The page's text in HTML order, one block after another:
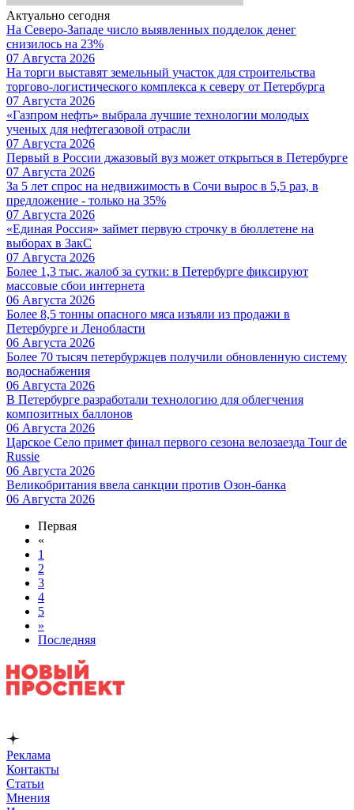
Актуально сегодня
На Северо-Западе число выявленных подделок денег
снизилось на 23%
07 Августа 2026
На торги выставят земельный участок для строительства
торгово-логистического комплекса к северу от Петербурга
07 Августа 2026
«Газпром нефть» выбрала лучшие технологии молодых
ученых для нефтегазовой отрасли
07 Августа 2026
Первый в России джазовый вуз может открыться в Петербурге
07 Августа 2026
За 5 лет спрос на недвижимость в Сочи вырос в 5,5 раз, в
предложение - только на 35%
07 Августа 2026
«Единая Россия» займет первую строчку в бюллетене на
выборах в ЗакС
07 Августа 2026
Более 1,3 тыс. жалоб за сутки: в Петербурге фиксируют
массовые сбои интернета
06 Августа 2026
Более 8,5 тонны опасного мяса изъяли из продажи в
Петербурге и Ленобласти
06 Августа 2026
Более 70 тысяч петербуржцев получили обновленную систему
водоснабжения
06 Августа 2026
В Петербурге разработали технологию для облегчения
композитных баллонов
06 Августа 2026
Царское Село примет финал первого сезона велозаезда Tour de
Russie
06 Августа 2026
Великобритания ввела санкции против Озон-банка
06 Августа 2026
Первая
«
1
2
3
4
5
»
Последняя
Реклама
Контакты
Статьи
Мнения